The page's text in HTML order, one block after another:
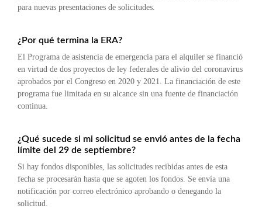
para nuevas presentaciones de solicitudes.
¿Por qué termina la ERA?
El Programa de asistencia de emergencia para el alquiler se financió
en virtud de dos proyectos de ley federales de alivio del coronavirus
aprobados por el Congreso en 2020 y 2021. La financiación de este
programa fue limitada en su alcance sin una fuente de financiación
continua.
¿Qué sucede si mi solicitud se envió antes de la fecha
límite del 29 de septiembre?
Si hay fondos disponibles, las solicitudes recibidas antes de esta
fecha se procesarán hasta que se agoten los fondos. Se envía una
notificación por correo electrónico aprobando o denegando la
solicitud.